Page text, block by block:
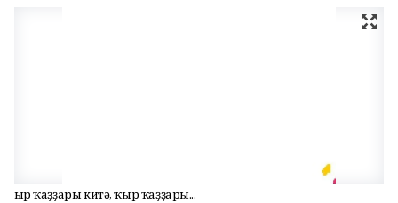
Ҡыр ҡаҙҙары китә, ҡыр ҡаҙҙары...